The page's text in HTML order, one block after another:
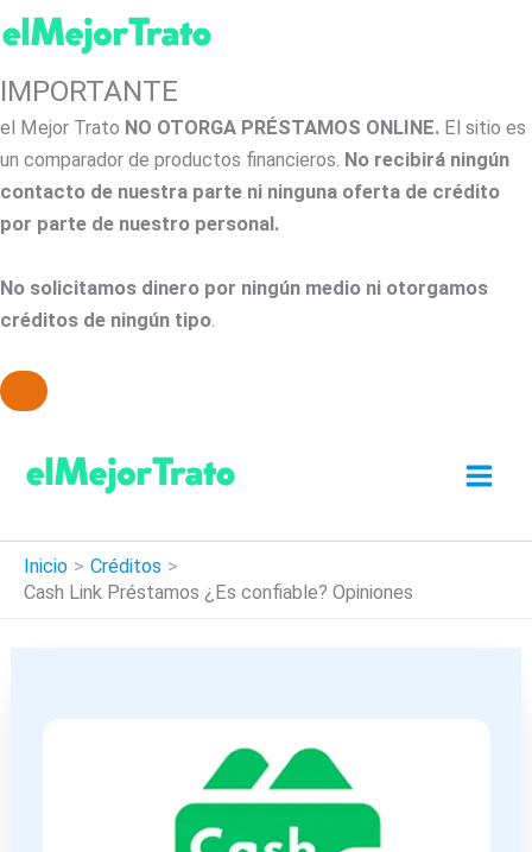
IMPORTANTE
el Mejor Trato NO OTORGA PRÉSTAMOS ONLINE. El sitio es
un comparador de productos financieros. No recibirá ningún
contacto de nuestra parte ni ninguna oferta de crédito
por parte de nuestro personal.
No solicitamos dinero por ningún medio ni otorgamos
créditos de ningún tipo.
contenido
Inicio
Créditos
Cash Link Préstamos ¿Es confiable? Opiniones